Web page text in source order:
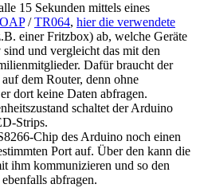
15 Sekunden mittels eines
/TR064, hier die verwendete
einer Fritzbox) ab, welche Geräte
und vergleicht das mit den
Dafür braucht der
dem Router, denn ohne
dort keine Daten abfragen.
schaltet der Arduino
Strips.
Chip des Arduino noch einen
Port auf. Über den kann die
ihm kommunizieren und so den
abfragen.